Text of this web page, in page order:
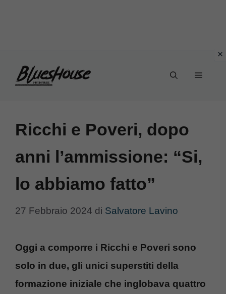
Menu
Ricchi e Poveri, dopo
anni l’ammissione: “Si,
lo abbiamo fatto”
27 Febbraio 2024 di Salvatore Lavino
Oggi a comporre i Ricchi e Poveri sono
solo in due, gli unici superstiti della
formazione iniziale che inglobava quattro